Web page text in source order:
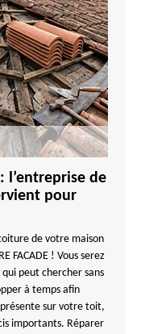
: l’entreprise de
pour
de votre maison
FACADE ! Vous serez
peut chercher sans
à temps afin
présente sur votre toit,
importants. Réparer